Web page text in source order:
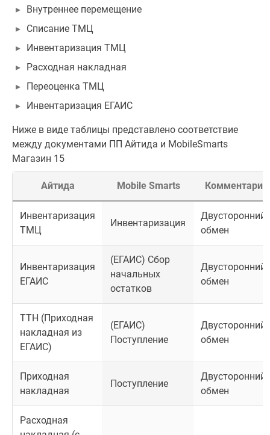
Внутреннее перемещение
Списание ТМЦ
Инвентаризация ТМЦ
Расходная накладная
Переоценка ТМЦ
Инвентаризация ЕГАИС
Ниже в виде таблицы представлено соответствие
между документами ПП Айтида и MobileSmarts
Магазин 15
Айтида Mobile Smarts Комментарий
Инвентаризация
ТМЦ
Инвентаризация
Двусторонний
обмен
Инвентаризация
ЕГАИС
(ЕГАИС) Сбор
начальных
остатков
Двусторонний
обмен
ТТН (Приходная
накладная из
ЕГАИС)
(ЕГАИС)
Поступление
Двусторонний
обмен
Приходная
накладная
Поступление
Двусторонний
обмен
Расходная